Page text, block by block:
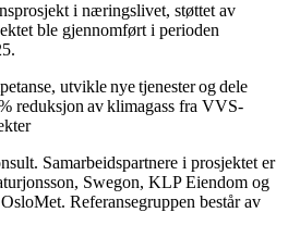
i næringslivet, støttet av
ble gjennomført i perioden
utvikle nye tjenester og dele
reduksjon av klimagass fra VVS-
Samarbeidspartnere i prosjektet er
Swegon, KLP Eiendom og
Referansegruppen består av